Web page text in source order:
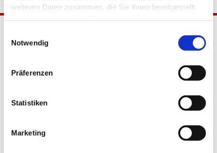
weiteren Daten zusammen, die Sie ihnen bereitgestellt
Notwendig
Präferenzen
Statistiken
Marketing
Katholische Kirchengemeinde
Tempelhof-Buckow